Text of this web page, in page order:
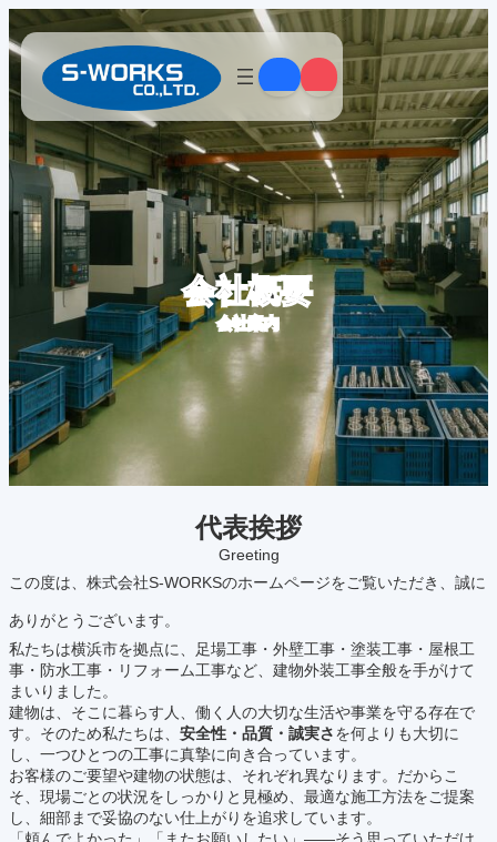
容
を
キ
ッ
プ
会社概要
会社案内
代表挨拶
Greeting
この度は、株式会社S-WORKSのホームページをご覧いただき、誠に
ありがとうございます。
私たちは横浜市を拠点に、足場工事・外壁工事・塗装工事・屋根工
事・防水工事・リフォーム工事など、建物外装工事全般を手がけて
まいりました。
建物は、そこに暮らす人、働く人の大切な生活や事業を守る存在で
す。そのため私たちは、 安全性・品質・誠実さを何よりも大切に
し、一つひとつの工事に真摯に向き合っています。
お客様のご要望や建物の状態は、それぞれ異なります。だからこ
そ、現場ごとの状況をしっかりと見極め、最適な施工方法をご提案
し、細部まで妥協のない仕上がりを追求しています。